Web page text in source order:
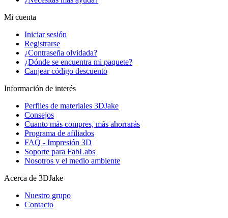
Mi cuenta
Iniciar sesión
Registrarse
¿Contraseña olvidada?
¿Dónde se encuentra mi paquete?
Canjear código descuento
Información de interés
Perfiles de materiales 3DJake
Consejos
Cuanto más compres, más ahorrarás
Programa de afiliados
FAQ - Impresión 3D
Soporte para FabLabs
Nosotros y el medio ambiente
Acerca de 3DJake
Nuestro grupo
Contacto